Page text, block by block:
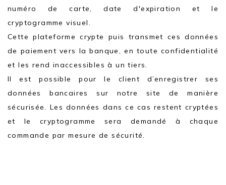
numéro de carte, date d'expiration et le
cryptogramme visuel.
Cette plateforme crypte puis transmet ces données
de paiement vers la banque, en toute confidentialité
et les rend inaccessibles à un tiers.
Il est possible pour le client d’enregistrer ses
données bancaires sur notre site de manière
sécurisée. Les données dans ce cas restent cryptées
et le cryptogramme sera demandé à chaque
commande par mesure de sécurité.